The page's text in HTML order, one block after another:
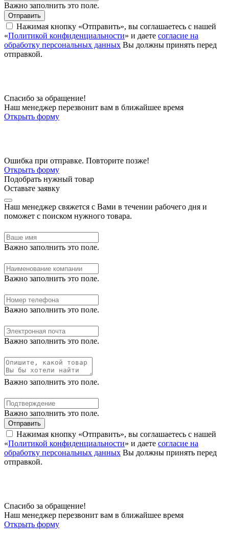
Важно заполнить это поле.
Отправить
Нажимая кнопку «Отправить», вы соглашаетесь с нашей
«Политикой конфиденциальности» и даете согласие на
обработку персональных данных Вы должны принять перед
отправкой.
Спасибо за обращение!
Наш менеджер перезвонит вам в ближайшее время
Открыть форму
Ошибка при отправке. Повторите позже!
Открыть форму
Подобрать нужный товар
Оставьте заявку
Наш менеджер свяжется с Вами в течении рабочего дня и
поможет с поиском нужного товара.
Важно заполнить это поле.
Важно заполнить это поле.
Важно заполнить это поле.
Важно заполнить это поле.
Важно заполнить это поле.
Важно заполнить это поле.
Отправить
Нажимая кнопку «Отправить», вы соглашаетесь с нашей
«Политикой конфиденциальности» и даете согласие на
обработку персональных данных Вы должны принять перед
отправкой.
Спасибо за обращение!
Наш менеджер перезвонит вам в ближайшее время
Открыть форму